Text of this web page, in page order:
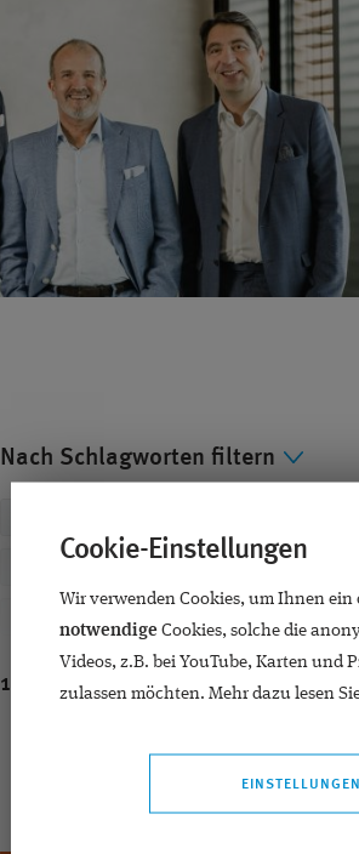
Nach Schlagworten filtern
PROF. DR. KAYMAK DR. KLABE
KONTAKTLINSEN KURZSICHTIGKEIT
1 Ergebnis für
Cookie-Einstellungen
Wir verwenden Cookies, um Ihnen ein
notwendige Cookies, solche die
Videos, z.B. bei YouTube, Karten und
zulassen möchten. Mehr dazu lesen
EINSTELLUNGEN